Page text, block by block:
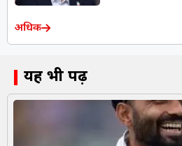
अधिक
यह भी पढ़ें